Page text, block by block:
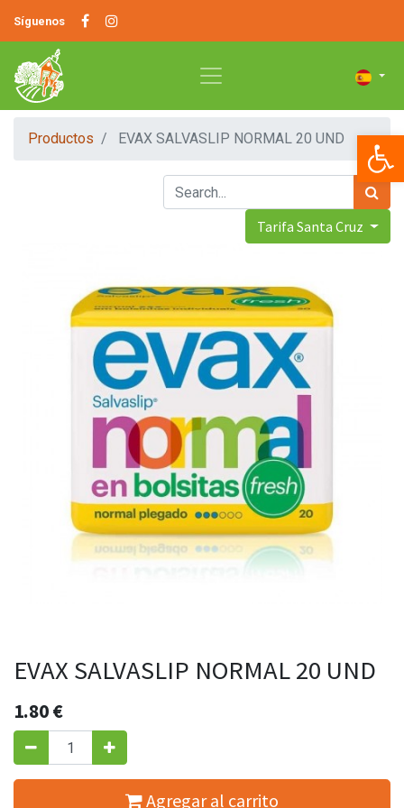
Síguenos
Productos EVAX SALVASLIP NORMAL 20 UND
Tarifa Santa Cruz
EVAX SALVASLIP NORMAL 20 UND
1.80€
Agregar al carrito